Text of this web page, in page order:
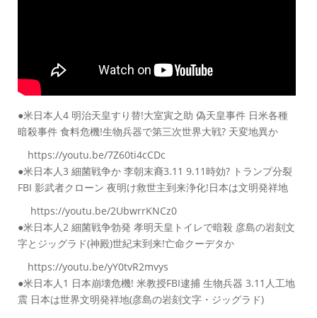
●米日本人4 明治天皇すり替!大室寅之助 偽天皇事件 日米各種
暗殺事件 食料危機!生物兵器で第三次世界大戦? 天変地異か
https://youtu.be/7Z60ti4cCDc
●米日本人3 細菌戦争か 李朝末裔3.11 9.11時効? トランプ分裂
FBI 影武者クローン 夜明け救世主到来浄化!日本は文明発祥地
https://youtu.be/2UbwrrKNCz0
●米日本人2 細菌戦争勃発 孝明天皇トイレで暗殺 彦島の岩刻文
字とジッグラド(神殿)世紀末到来!亡命クーデタか
https://youtu.be/yY0tvR2mvys
●米日本人1 日本崩壊危機! 米教授FBI逮捕 生物兵器 3.11人工地
震 日本は世界文明発祥地(彦島の岩刻文字・ジッグラド)